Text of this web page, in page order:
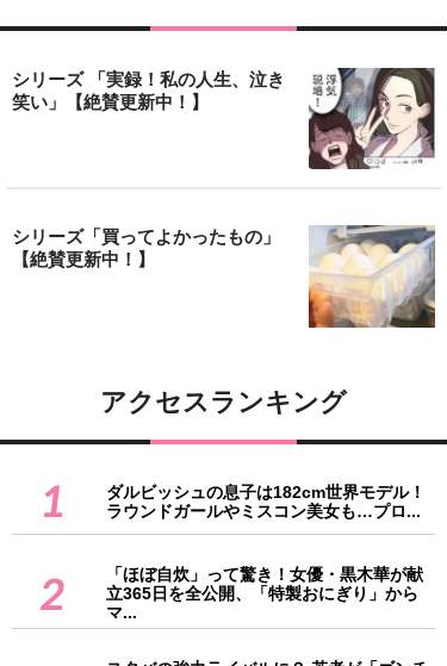
シリーズ 「実録！私の人生、泣き
笑い」【絶賛更新中！】
シリーズ「買ってよかったもの」
【絶賛更新中！】
アクセスランキング
1
ダルビッシュの息子は182cm世界モデル！
ラウンドガールやミスコン美女も…プロ...
2
「ほぼ自炊」って驚き！女優・黒木華が献
立365日を全公開、「特製おにぎり」から
マ...